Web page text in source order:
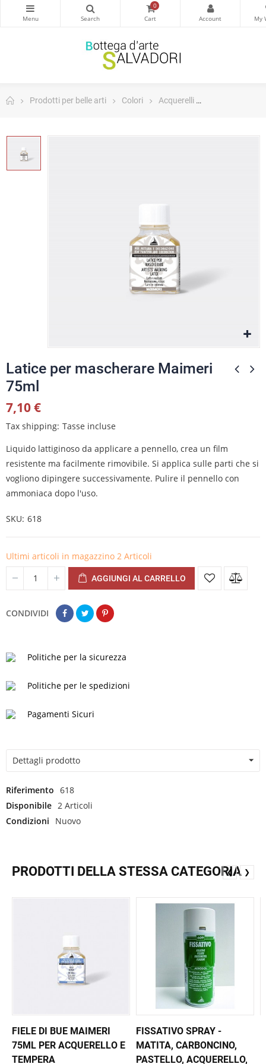
0
Prodotti per belle arti Colori Acquerelli
Latice per mascherare Maimeri
75ml
7,10 €
Tax shipping Tasse incluse
Liquido lattiginoso da applicare a pennello, crea un film
resistente ma facilmente rimovibile. Si applica sulle parti che si
vogliono dipingere successivamente. Pulire il pennello con
ammoniaca dopo l'uso.
SKU 618
Ultimi articoli in magazzino 2 Articoli
AGGIUNGI AL CARRELLO
CONDIVIDI
Politiche per la sicurezza
Politiche per le spedizioni
Pagamenti Sicuri
Dettagli prodotto
Riferimento 618
Disponibile 2 Articoli
Condizioni
Nuovo
PRODOTTI DELLA STESSA CATEGORIA
FIELE DI BUE MAIMERI
75ML PER ACQUERELLO E
TEMPERA
FISSATIVO SPRAY -
MATITA, CARBONCINO,
PASTELLO, ACQUERELLO,
❮ ❯